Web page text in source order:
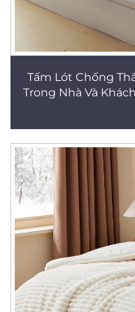
Tấm Lót Chống
Trong Nhà Và